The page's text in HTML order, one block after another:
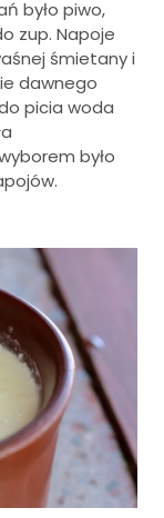
było piwo,
zup. Napoje
śmietany i
dawnego
picia woda
było